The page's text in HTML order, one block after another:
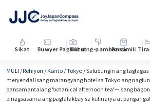
Sikat BuwyerPaglilibot
Lutuing-pambansa
Pamimili
MULI /Rehiyon /Kanto/Tokyo/Salubungin ang
meryenda! Isang marangyang hotel sa Tokyo ang
pansamantalang 'botanical afternoon tea'—isang
pinagsasama ang paglalakbay sa kulinarya at